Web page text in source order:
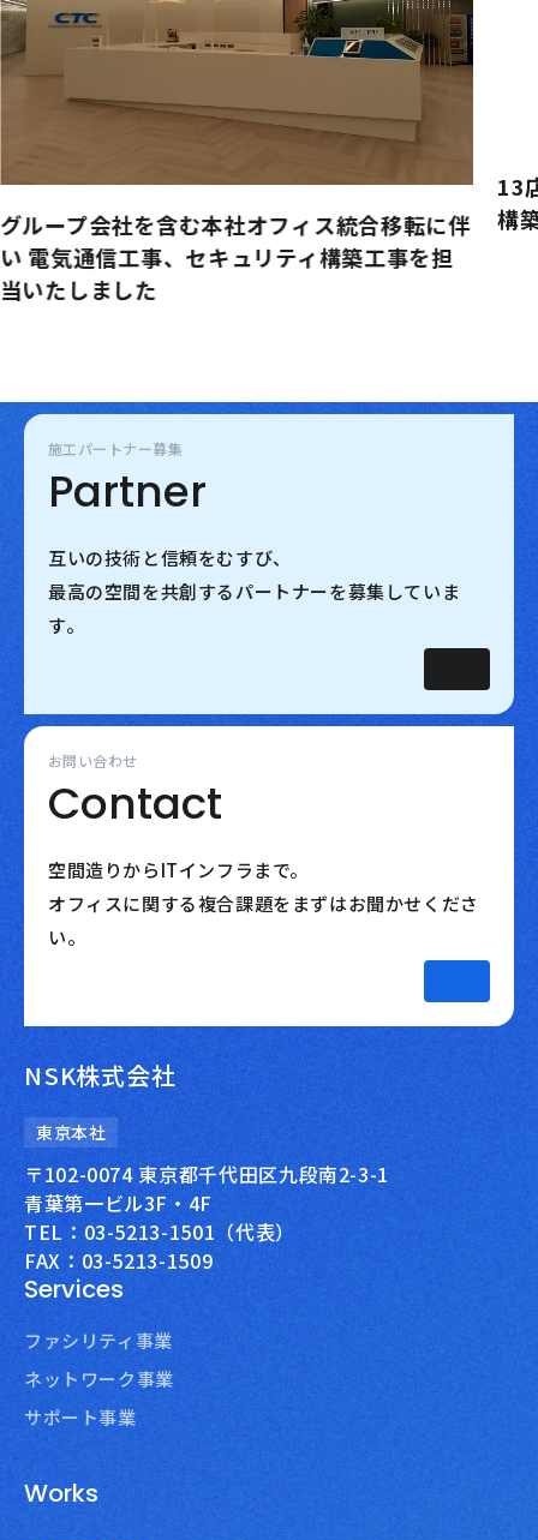
グループ会社を含む本社オフィス統合移転に伴
い 電気通信工事、セキュリティ構築工事を担
当いたしました
13
構
施工パートナー募集
Partner
互いの技術と信頼をむすび、
最高の空間を共創するパートナーを募集していま
す。
お問い合わせ
Contact
空間造りからITインフラまで。
オフィスに関する複合課題をまずはお聞かせくださ
い。
NSK株式会社
東京本社
〒102-0074 東京都千代田区九段南2-3-1
青葉第一ビル3F・4F
TEL：03-5213-1501（代表）
FAX：03-5213-1509
Services
ファシリティ事業
ネットワーク事業
サポート事業
Works